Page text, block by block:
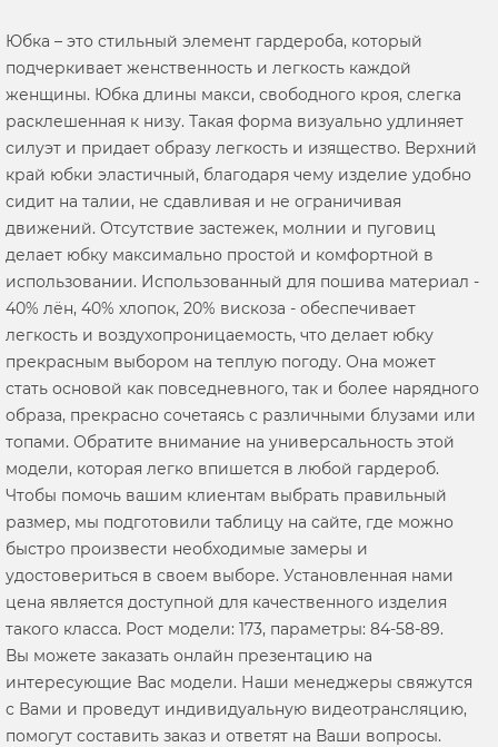
Юбка – это стильный элемент гардероба, который
подчеркивает женственность и легкость каждой
женщины. Юбка длины макси, свободного кроя, слегка
расклешенная к низу. Такая форма визуально удлиняет
силуэт и придает образу легкость и изящество. Верхний
край юбки эластичный, благодаря чему изделие удобно
сидит на талии, не сдавливая и не ограничивая
движений. Отсутствие застежек, молнии и пуговиц
делает юбку максимально простой и комфортной в
использовании. Использованный для пошива материал -
40% лён, 40% хлопок, 20% вискоза - обеспечивает
легкость и воздухопроницаемость, что делает юбку
прекрасным выбором на теплую погоду. Она может
стать основой как повседневного, так и более нарядного
образа, прекрасно сочетаясь с различными блузами или
топами. Обратите внимание на универсальность этой
модели, которая легко впишется в любой гардероб.
Чтобы помочь вашим клиентам выбрать правильный
размер, мы подготовили таблицу на сайте, где можно
быстро произвести необходимые замеры и
удостовериться в своем выборе. Установленная нами
цена является доступной для качественного изделия
такого класса. Рост модели: 173, параметры: 84-58-89.
Вы можете заказать онлайн презентацию на
интересующие Вас модели. Наши менеджеры свяжутся
с Вами и проведут индивидуальную видеотрансляцию,
помогут составить заказ и ответят на Ваши вопросы.